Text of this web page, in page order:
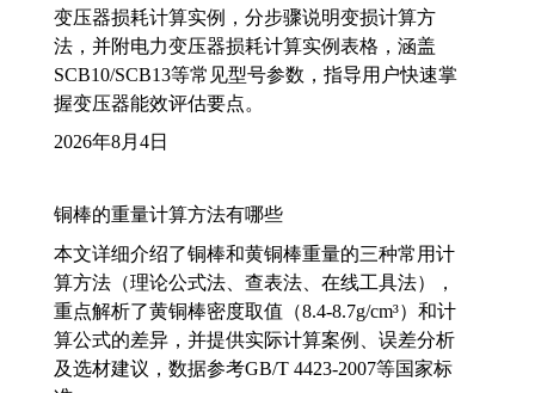
变压器损耗计算实例，分步骤说明变损计算方
法，并附电力变压器损耗计算实例表格，涵盖
SCB10/SCB13等常见型号参数，指导用户快速掌
握变压器能效评估要点。
2026年8月4日
铜棒的重量计算方法有哪些
本文详细介绍了铜棒和黄铜棒重量的三种常用计
算方法（理论公式法、查表法、在线工具法），
重点解析了黄铜棒密度取值（8.4-8.7g/cm³）和计
算公式的差异，并提供实际计算案例、误差分析
及选材建议，数据参考GB/T 4423-2007等国家标